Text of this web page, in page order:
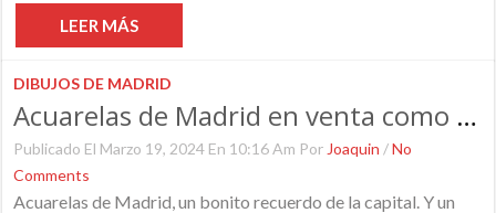
LEER MÁS
DIBUJOS DE MADRID
Acuarelas de Madrid en venta como láminas
Publicado El Marzo 19, 2024 En 10:16 Am Por Joaquin /No
Comments
Acuarelas de Madrid, un bonito recuerdo de la capital. Y un